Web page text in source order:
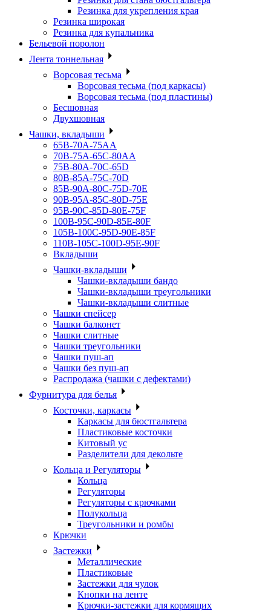
Резинка для укрепления края
Резинка широкая
Резинка для купальника
Бельевой поролон
Лента тоннельная
Ворсовая тесьма
Ворсовая тесьма (под каркасы)
Ворсовая тесьма (под пластины)
Бесшовная
Двухшовная
Чашки, вкладыши
65B-70A-75АА
70В-75А-65С-80АА
75В-80А-70С-65D
80В-85А-75С-70D
85В-90А-80С-75D-70E
90B-95A-85C-80D-75E
95B-90C-85D-80E-75F
100B-95C-90D-85E-80F
105B-100C-95D-90E-85F
110B-105C-100D-95E-90F
Вкладыши
Чашки-вкладыши
Чашки-вкладыши бандо
Чашки-вкладыши треугольники
Чашки-вкладыши слитные
Чашки спейсер
Чашки балконет
Чашки слитные
Чашки треугольники
Чашки пуш-ап
Чашки без пуш-ап
Распродажа (чашки с дефектами)
Фурнитура для белья
Косточки, каркасы
Каркасы для бюстгальтера
Пластиковые косточки
Китовый ус
Разделители для декольте
Кольца и Регуляторы
Кольца
Регуляторы
Регуляторы с крючками
Полукольца
Треугольники и ромбы
Крючки
Застежки
Металлические
Пластиковые
Застежки для чулок
Кнопки на ленте
Крючки-застежки для кормящих